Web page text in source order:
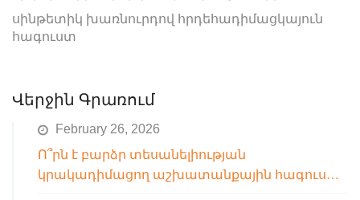
սինթետիկ խառնուրդով հրդեհադիմացկայուն
հագուստ
Վերջին Գրառում
February 26, 2026
Ո՞րն է բարձր տեսանելիության
կրակադիմացող աշխատանքային հագուստի